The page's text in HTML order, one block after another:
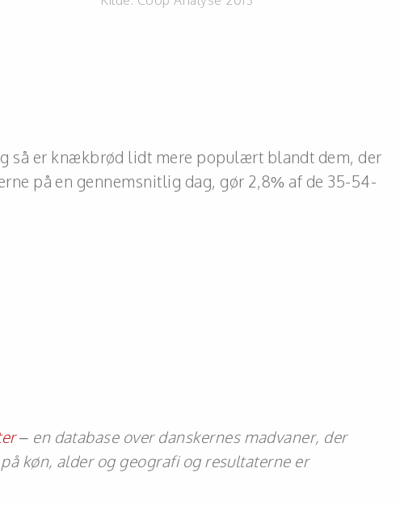
så er knækbrød lidt mere populært blandt dem, der
på en gennemsnitlig dag, gør 2,8% af de 35-54-
– en database over danskernes madvaner, der
køn, alder og geografi og resultaterne er